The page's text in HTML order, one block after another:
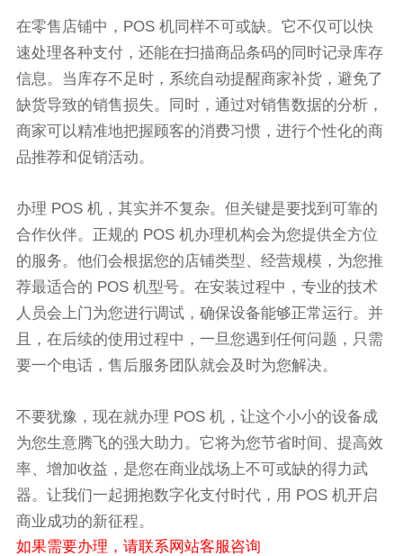
在零售店铺中，POS 机同样不可或缺。它不仅可以快
速处理各种支付，还能在扫描商品条码的同时记录库存
信息。当库存不足时，系统自动提醒商家补货，避免了
缺货导致的销售损失。同时，通过对销售数据的分析，
商家可以精准地把握顾客的消费习惯，进行个性化的商
品推荐和促销活动。
办理 POS 机，其实并不复杂。但关键是要找到可靠的
合作伙伴。正规的 POS 机办理机构会为您提供全方位
的服务。他们会根据您的店铺类型、经营规模，为您推
荐最适合的 POS 机型号。在安装过程中，专业的技术
人员会上门为您进行调试，确保设备能够正常运行。并
且，在后续的使用过程中，一旦您遇到任何问题，只需
要一个电话，售后服务团队就会及时为您解决。
不要犹豫，现在就办理 POS 机，让这个小小的设备成
为您生意腾飞的强大助力。它将为您节省时间、提高效
率、增加收益，是您在商业战场上不可或缺的得力武
器。让我们一起拥抱数字化支付时代，用 POS 机开启
商业成功的新征程。
如果需要办理，请联系网站客服咨询